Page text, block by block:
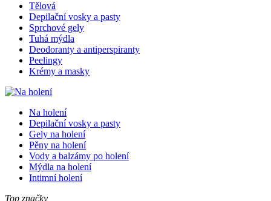
Tělová
Depilační vosky a pasty
Sprchové gely
Tuhá mýdla
Deodoranty a antiperspiranty
Peelingy
Krémy a masky
Na holení
Depilační vosky a pasty
Gely na holení
Pěny na holení
Vody a balzámy po holení
Mýdla na holení
Intimní holení
Top značky